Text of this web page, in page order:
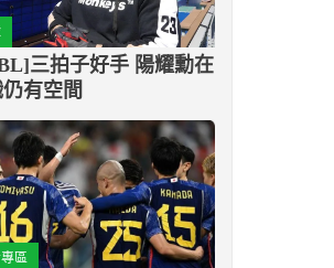
三拍子好手 陽耀勳在
有空間
區